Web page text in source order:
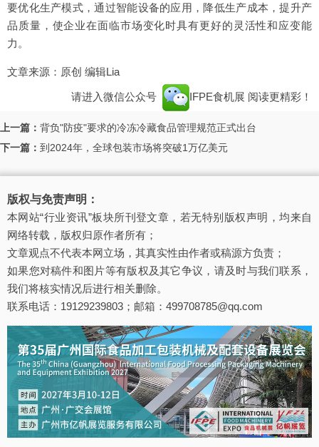
要优化生产模式，通过智能设备的应用，降低生产成本，提升产
品质量，使企业在面临市场变化时具有更好的灵活性和应变能
力。
文章来源：原创 编辑Lia
请进入微信公众号 IFPE食机展 阅读更精彩！
上一篇： 背负"防疫"要求的冷冻冷藏食品管理规范正式出台
下一篇： 到2024年，全球包装市场将突破1万亿美元
版权与免责声明：
本网站“行业资讯”板块所刊登文章，若无特别版权声明，均来自
网络转载，版权归原作者所有；
文章观点不代表本网立场，其真实性由作者或稿源方负责；
如果您对稿件和图片等有版权及其它争议，请及时与我们联系，
我们将核实情况后进行相关删除。
联系电话：19129239803；邮箱：499708785@qq.com